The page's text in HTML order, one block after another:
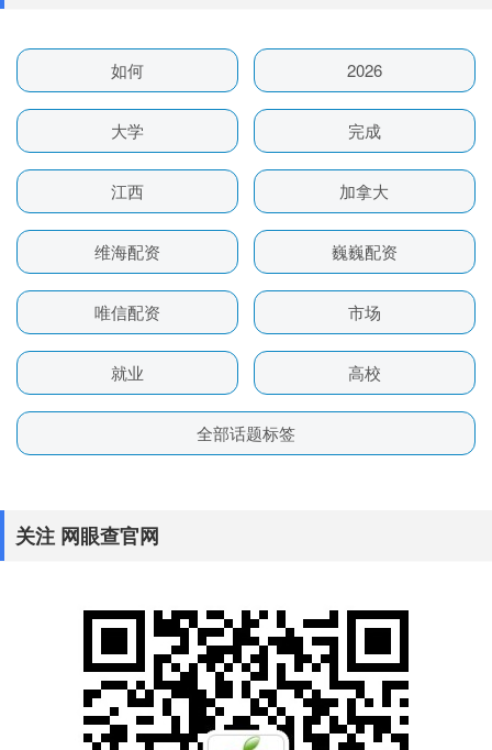
如何 2026
大学 完成
江西 加拿大
维海配资 巍巍配资
唯信配资 市场
就业 高校
全部话题标签
关注 网眼查官网